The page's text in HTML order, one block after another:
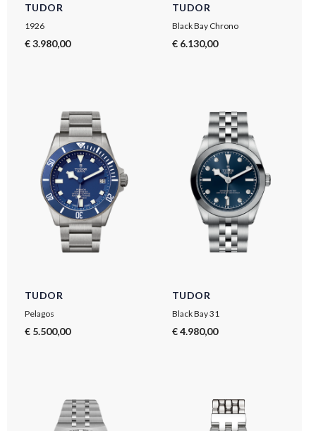
TUDOR
1926
€ 3.980,00
TUDOR
Black Bay Chrono
€ 6.130,00
TUDOR
Pelagos
€ 5.500,00
TUDOR
Black Bay 31
€ 4.980,00